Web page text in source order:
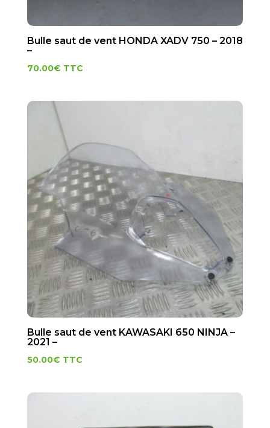
Bulle saut de vent HONDA XADV 750 – 2018
–
70.00€ TTC
Bulle saut de vent KAWASAKI 650 NINJA –
2021 –
50.00€ TTC